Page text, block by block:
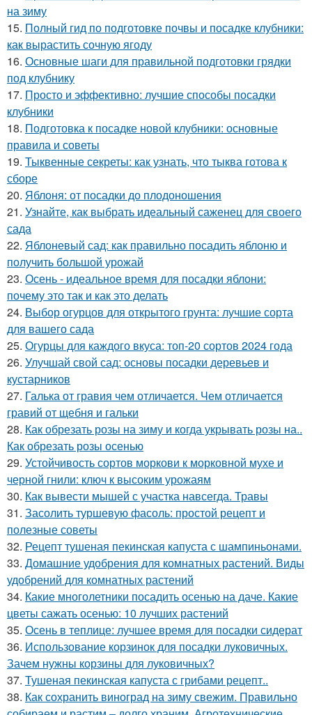
на зиму
15. Полный гид по подготовке почвы и посадке клубники:
как вырастить сочную ягоду
16. Основные шаги для правильной подготовки грядки
под клубнику
17. Просто и эффективно: лучшие способы посадки
клубники
18. Подготовка к посадке новой клубники: основные
правила и советы
19. Тыквенные секреты: как узнать, что тыква готова к
сборе
20. Яблоня: от посадки до плодоношения
21. Узнайте, как выбрать идеальный саженец для своего
сада
22. Яблоневый сад: как правильно посадить яблоню и
получить большой урожай
23. Осень - идеальное время для посадки яблони:
почему это так и как это делать
24. Выбор огурцов для открытого грунта: лучшие сорта
для вашего сада
25. Огурцы для каждого вкуса: топ-20 сортов 2024 года
26. Улучшай свой сад: основы посадки деревьев и
кустарников
27. Галька от гравия чем отличается. Чем отличается
гравий от щебня и гальки
28. Как обрезать розы на зиму и когда укрывать розы на..
Как обрезать розы осенью
29. Устойчивость сортов моркови к морковной мухе и
черной гнили: ключ к высоким урожаям
30. Как вывести мышей с участка навсегда. Травы
31. Засолить туршевую фасоль: простой рецепт и
полезные советы
32. Рецепт тушеная пекинская капуста с шампиньонами.
33. Домашние удобрения для комнатных растений. Виды
удобрений для комнатных растений
34. Какие многолетники посадить осенью на даче. Какие
цветы сажать осенью: 10 лучших растений
35. Осень в теплице: лучшее время для посадки сидерат
36. Использование корзинок для посадки луковичных.
Зачем нужны корзины для луковичных?
37. Тушеная пекинская капуста с грибами рецепт..
38. Как сохранить виноград на зиму свежим. Правильно